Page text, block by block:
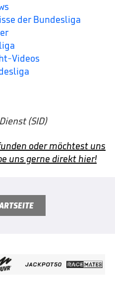
der Bundesliga
Videos
(SID)
oder möchtest uns
uns gerne direkt hier!